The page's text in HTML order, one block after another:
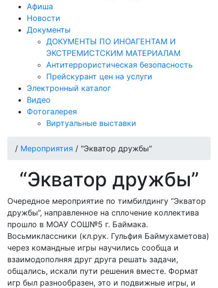
Афиша
Новости
Документы
ДОКУМЕНТЫ ПО ИНОАГЕНТАМ И
ЭКСТРЕМИСТСКИМ МАТЕРИАЛАМ
Антитеррористическая безопасность
Прейскурант цен на услуги
Электронный каталог
Видео
Фотогалерея
Виртуальные выставки
/ Мероприятия / "Экватор дружбы"
“Экватор дружбы”
Очередное мероприятие по тимбилдингу “Экватор
дружбы”, направленное на сплочение коллектива
прошло в МОАУ СОШ№5 г. Баймака.
Восьмиклассники (кл.рук. Гульфия Баймухаметова)
через командные игры научились сообща и
взаимодополняя друг друга решать задачи,
общались, искали пути решения вместе. Формат
игр был разнообразен, это и подвижные игры, и